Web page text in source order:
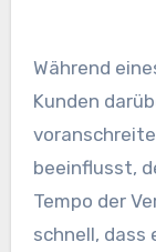
Während
Kunden
beeinflusst,
Tempo der
schnell, dass